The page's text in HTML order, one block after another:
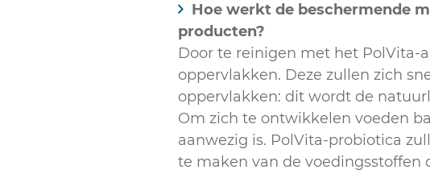
Hoe werkt de beschermende
producten?
Door te reinigen met het
oppervlakken. Deze zullen zich
oppervlakken: dit wordt de
Om zich te ontwikkelen voeden
aanwezig is. PolVita-probiotica
te maken van de voedingsstoffen